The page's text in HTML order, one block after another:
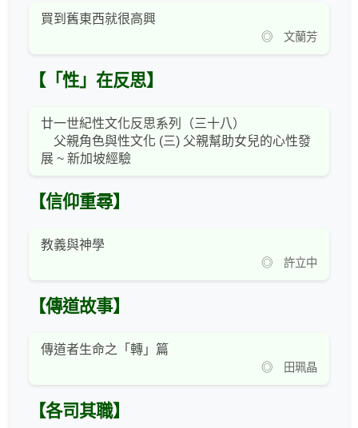
買到舊東西就很高興
◎ 文蘭芳
【「性」在反思】
廿一世紀性文化反思系列（三十八）
父親角色與性文化 (三) 父親幫助女兒的心性發
展 ~ 新加坡經驗
【信仰重尋】
教義與神學
◎ 許立中
【傳道故事】
傳道者生命之「轉」篇
◎ 田珮晶
【各司其職】